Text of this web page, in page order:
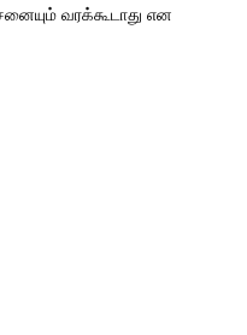
வரக்கூடாது என